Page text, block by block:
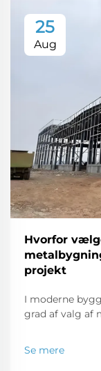
25
Aug
Hvorfor
projekt
I moderne
grad af valg af
denne artikel
Se mere